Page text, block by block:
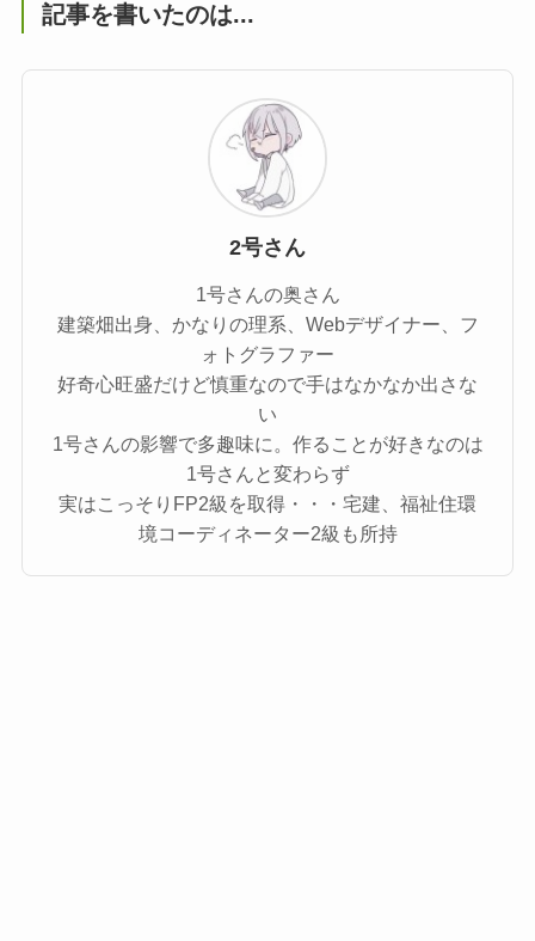
記事を書いたのは...
2号さん
1号さんの奥さん
建築畑出身、かなりの理系、Webデザイナー、フ
ォトグラファー
好奇心旺盛だけど慎重なので手はなかなか出さな
い
1号さんの影響で多趣味に。作ることが好きなのは
1号さんと変わらず
実はこっそりFP2級を取得・・・宅建、福祉住環
境コーディネーター2級も所持